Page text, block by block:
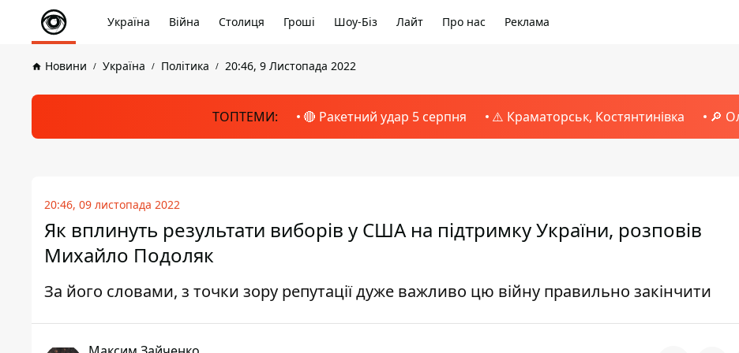
Україна Війна Столиця Гроші Шоу-Біз Лайт Про нас Реклама
Новини Україна Політика 20:46, 9 Листопада 2022
ТОПТЕМИ: 🔴 Ракетний удар 5 серпня ⚠️ Краматорськ, Костянтинівка 🔎
20:46, 09 листопада 2022
Як вплинуть результати виборів у США на підтримку України, розповів
Михайло Подоляк
За його словами, з точки зору репутації дуже важливо цю війну правильно закінчити